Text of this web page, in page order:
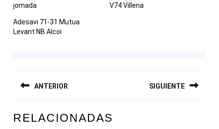
jornada
V74 Villena
Adesavi 71-31 Mutua
Levant NB Alcoi
DE
ANTERIOR
anterior:
SIGUIENTE
entrada:
RELACIONADAS